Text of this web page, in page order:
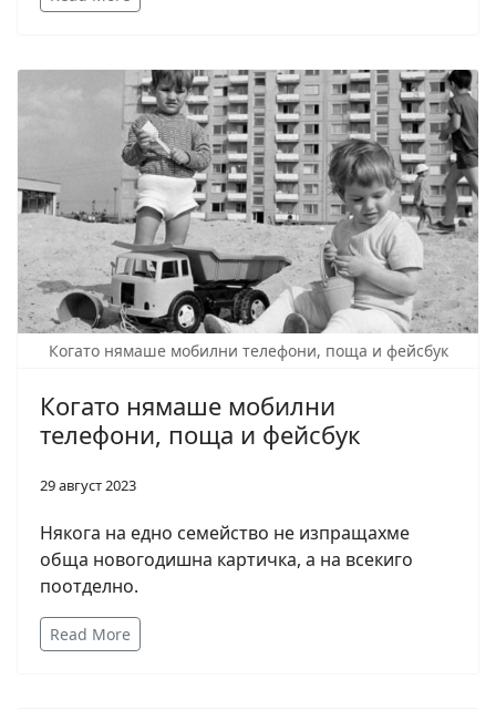
Когато нямаше мобилни телефони, поща и фейсбук
Когато нямаше мобилни
телефони, поща и фейсбук
29 август 2023
Някога на едно семейство не изпращахме
обща новогодишна картичка, а на всекиго
поотделно.
Read More